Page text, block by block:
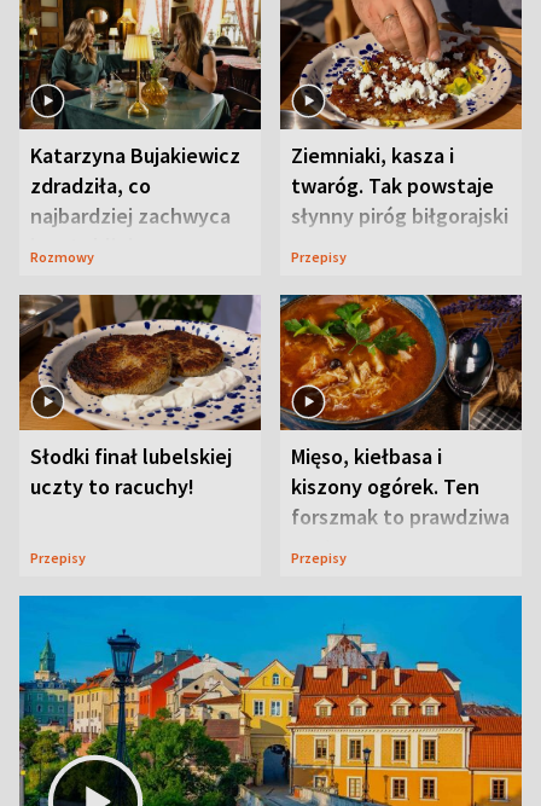
Katarzyna Bujakiewicz
zdradziła, co
najbardziej zachwyca
ją w Lublinie
Rozmowy
Ziemniaki, kasza i
twaróg. Tak powstaje
słynny piróg biłgorajski
Przepisy
Słodki finał lubelskiej
uczty to racuchy!
Przepisy
Mięso, kiełbasa i
kiszony ogórek. Ten
forszmak to prawdziwa
uczta
Przepisy